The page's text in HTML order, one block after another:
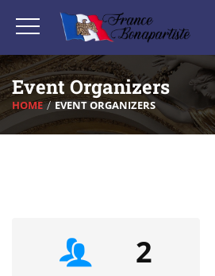
Event Organizers
HOME EVENT ORGANIZERS
2